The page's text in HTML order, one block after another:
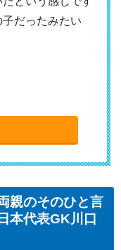
だったみたい
親のそのひと言
本代表GK川口